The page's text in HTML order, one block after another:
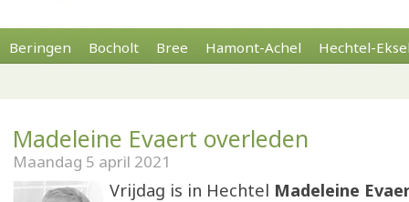
Beringen Bocholt Bree Hamont-Achel Hechtel-
Madeleine Evaert overleden
Maandag 5 april 2021
Vrijdag is in Hechtel Madeleine